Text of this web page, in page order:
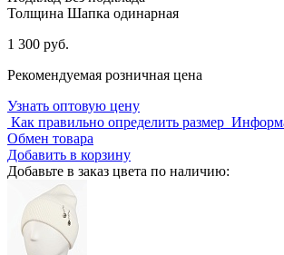
Толщина Шапка одинарная
1 300 руб.
Рекомендуемая розничная цена
Узнать оптовую цену
Как правильно определить размер
Обмен товара
Добавить в корзину
Добавьте в заказ цвета по наличию: